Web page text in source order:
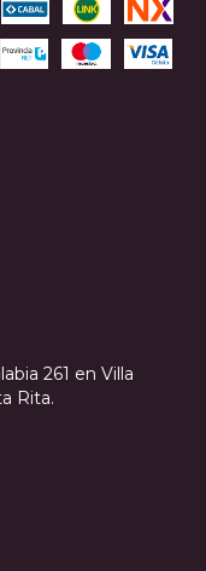
261 en Villa
Rita.